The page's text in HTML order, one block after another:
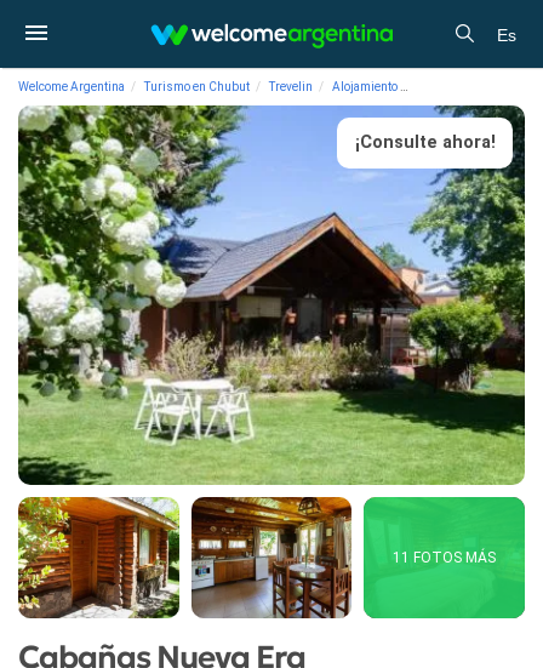
Es
Welcome Argentina Turismo en Chubut Trevelin Alojamiento
¡Consulte ahora!
11 FOTOS MÁS
Cabañas Nueva Era